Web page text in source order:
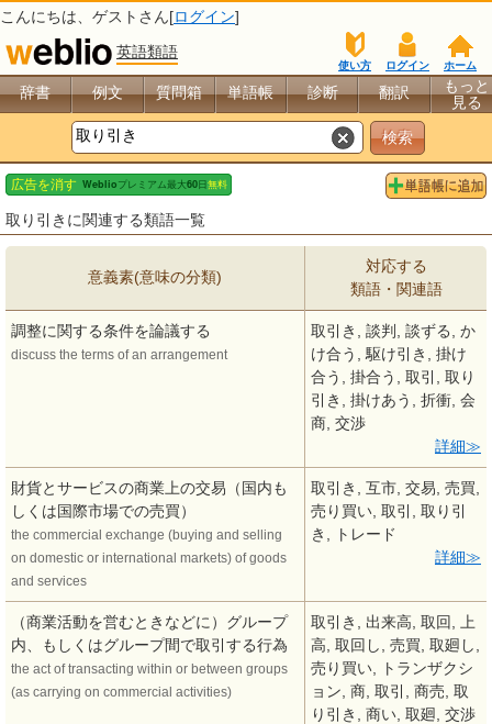
こんにちは、 ゲスト さん[ログイン]
英語類語
ホーム
ログイン
使い方
辞書 例文 質問箱 単語帳 診断 翻訳
もっと
見る
取り引きに関連する類語一覧
意義素(意味の分類)
対応する
類語・関連語
調整に関する条件を論議する
discuss the terms of an arrangement
取引き, 談判, 談ずる, か
け合う, 駆け引き, 掛け
合う, 掛合う, 取引, 取り
引き, 掛けあう, 折衝, 会
商, 交渉
詳細
財貨とサービスの商業上の交易（国内も
しくは国際市場での売買）
the commercial exchange (buying and selling
on domestic or international markets) of goods
and services
取引き, 互市, 交易, 売買,
売り買い, 取引, 取り引
き, トレード
詳細
（商業活動を営むときなどに）グループ
内、もしくはグループ間で取引する行為
the act of transacting within or between groups
(as carrying on commercial activities)
取引き, 出来高, 取回, 上
高, 取回し, 売買, 取廻し,
売り買い, トランザクシ
ョン, 商, 取引, 商売, 取
り引き, 商い, 取廻, 交渉